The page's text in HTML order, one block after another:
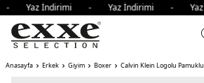
- Yaz İndirimi - Yaz İndirimi -
Anasayfa Erkek Giyim Boxer Calvin Klein Logolu